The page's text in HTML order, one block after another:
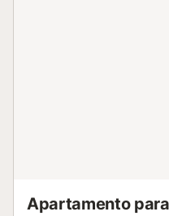
Apartamento